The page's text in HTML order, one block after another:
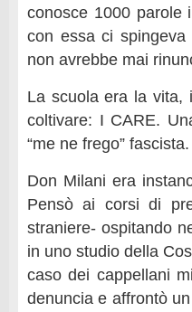
conosce 1000 parole
con essa ci
non avrebbe mai
La scuola era la vita,
coltivare: I CARE.
“me ne frego” fascista.
Don Milani era
Pensò ai corsi di
straniere- ospitando
in uno studio della
caso dei cappellani
denuncia e affrontò